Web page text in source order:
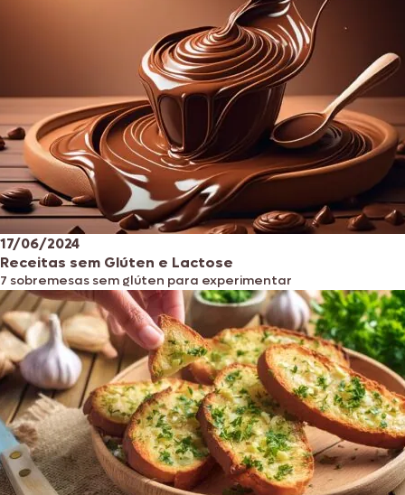
17/06/2024
Receitas sem Glúten e Lactose
7 sobremesas sem glúten para experimentar